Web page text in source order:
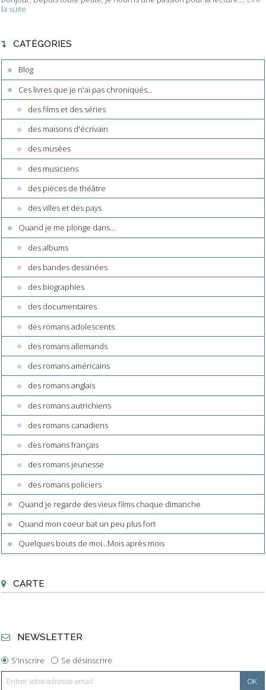
la suite
CATÉGORIES
Blog
Ces livres que je n'ai pas chroniqués...
des films et des séries
des maisons d'écrivain
des musées
des musiciens
des pièces de théâtre
des villes et des pays
Quand je me plonge dans...
des albums
des bandes dessinées
des biographies
des documentaires
des romans adolescents
des romans allemands
des romans américains
des romans anglais
des romans autrichiens
des romans canadiens
des romans français
des romans jeunesse
des romans policiers
Quand je regarde des vieux films chaque dimanche
Quand mon coeur bat un peu plus fort
Quelques bouts de moi...Mois après mois
CARTE
NEWSLETTER
S'inscrire Se désinscrire